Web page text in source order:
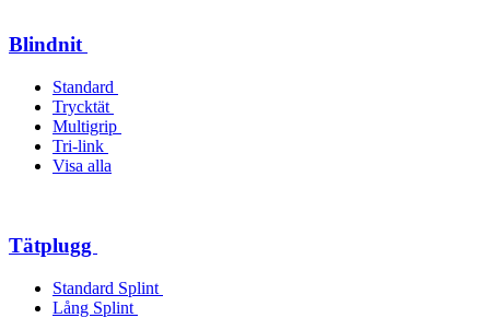
Blindnit
Standard
Trycktät
Multigrip
Tri-link
Visa alla
Tätplugg
Standard Splint
Lång Splint